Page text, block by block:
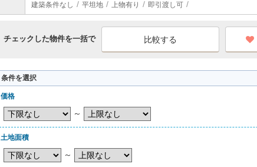
建築条件なし 平坦地 上物有り 即引渡し可
チェックした物件を一括で
条件を選択
価格
～
土地面積
～